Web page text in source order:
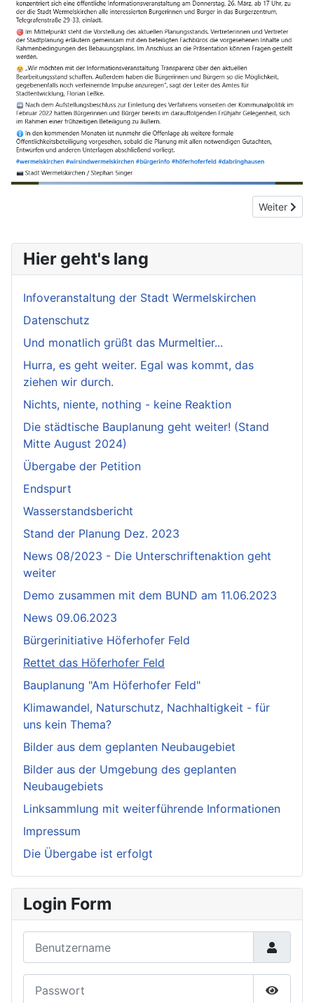
Nächster
Weiter
Hier geht's lang
Infoveranstaltung der Stadt Wermelskirchen
Datenschutz
Und monatlich grüßt das Murmeltier...
Hurra, es geht weiter. Egal was kommt, das
ziehen wir durch.
Nichts, niente, nothing - keine Reaktion
Die städtische Bauplanung geht weiter! (Stand
Mitte August 2024)
Übergabe der Petition
Endspurt
Wasserstandsbericht
Stand der Planung Dez. 2023
News 08/2023 - Die Unterschriftenaktion geht
weiter
Demo zusammen mit dem BUND am 11.06.2023
News 09.06.2023
Bürgerinitiative Höferhofer Feld
Rettet das Höferhofer Feld
Bauplanung "Am Höferhofer Feld"
Klimawandel, Naturschutz, Nachhaltigkeit - für
uns kein Thema?
Bilder aus dem geplanten Neubaugebiet
Bilder aus der Umgebung des geplanten
Neubaugebiets
Linksammlung mit weiterführende Informationen
Impressum
Die Übergabe ist erfolgt
Login Form